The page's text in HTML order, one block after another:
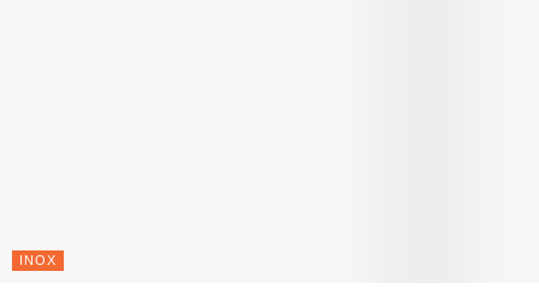
INOX